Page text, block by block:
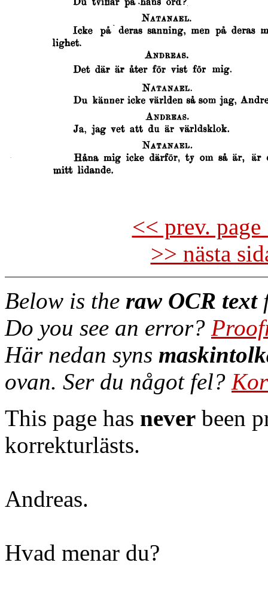
<< prev.
>> nästa
Below is the raw OCR text
Do you see an error?
Här nedan syns
ovan. Ser du något fel?
This page has never been
korrekturlästs.
Andreas.
Hvad menar du?